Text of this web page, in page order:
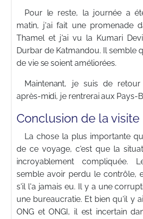
Pour le reste, la journée a
matin, j'ai fait une promenade
Thamel et j'ai vu la Kumari
Durbar de Katmandou. Il semble
de vie se soient améliorées.
Maintenant, je suis de
après-midi, je rentrerai aux Pays-
Conclusion de la visite
La chose la plus importante
de ce voyage, c'est que la
incroyablement compliquée.
semble avoir perdu le contrôle,
s'il l'a jamais eu. Il y a une
une bureaucratie. Et bien qu'il y
ONG et ONGI, il est incertain